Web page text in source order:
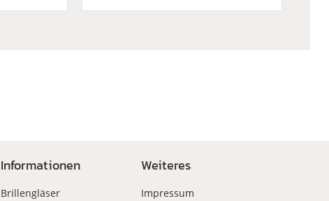
Informationen
Brillengläser
Weiteres
Impressum